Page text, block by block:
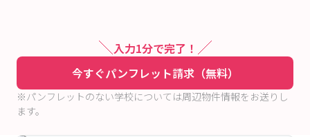
入力1分で完了！
今すぐパンフレット請求（無料）
※パンフレットのない学校については周辺物件情報をお送りし
ます。